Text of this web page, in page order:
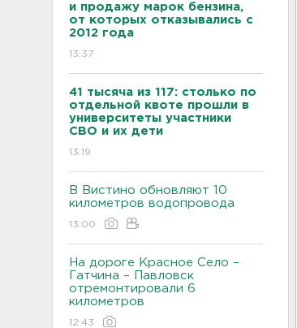
и продажу марок бензина,
от которых отказывались с
2012 года
13:37
41 тысяча из 117: столько по
отдельной квоте прошли в
университеты участники
СВО и их дети
13:19
В Вистино обновляют 10
километров водопровода
13:00
На дороге Красное Село –
Гатчина – Павловск
отремонтировали 6
километров
12:43